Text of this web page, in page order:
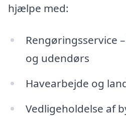
hjælpe med:
Rengøringsservice
og udendørs
Havearbejde og
Vedligeholdelse af